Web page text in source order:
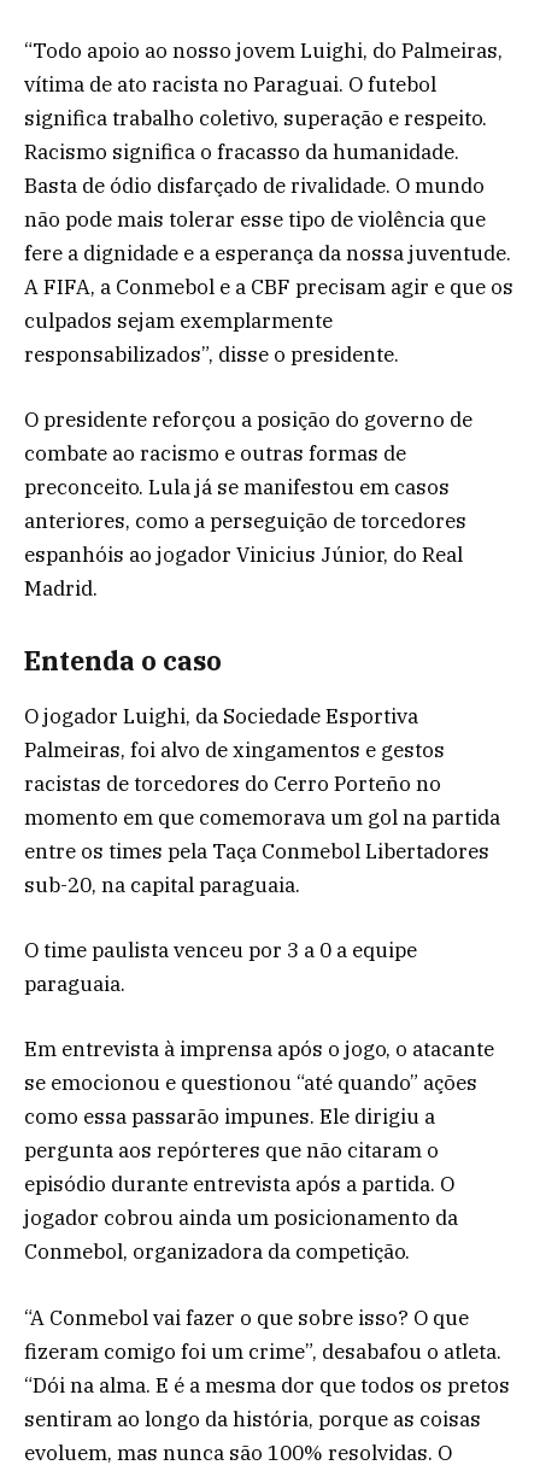
“Todo apoio ao nosso jovem Luighi, do Palmeiras,
vítima de ato racista no Paraguai. O futebol
significa trabalho coletivo, superação e respeito.
Racismo significa o fracasso da humanidade.
Basta de ódio disfarçado de rivalidade. O mundo
não pode mais tolerar esse tipo de violência que
fere a dignidade e a esperança da nossa juventude.
A FIFA, a Conmebol e a CBF precisam agir e que os
culpados sejam exemplarmente
responsabilizados”, disse o presidente.
O presidente reforçou a posição do governo de
combate ao racismo e outras formas de
preconceito. Lula já se manifestou em casos
anteriores, como a perseguição de torcedores
espanhóis ao jogador Vinicius Júnior, do Real
Madrid.
Entenda o caso
O jogador Luighi, da Sociedade Esportiva
Palmeiras, foi alvo de xingamentos e gestos
racistas de torcedores do Cerro Porteño no
momento em que comemorava um gol na partida
entre os times pela Taça Conmebol Libertadores
sub-20, na capital paraguaia.
O time paulista venceu por 3 a 0 a equipe
paraguaia.
Em entrevista à imprensa após o jogo, o atacante
se emocionou e questionou “até quando” ações
como essa passarão impunes. Ele dirigiu a
pergunta aos repórteres que não citaram o
episódio durante entrevista após a partida. O
jogador cobrou ainda um posicionamento da
Conmebol, organizadora da competição.
“A Conmebol vai fazer o que sobre isso? O que
fizeram comigo foi um crime”, desabafou o atleta.
“Dói na alma. E é a mesma dor que todos os pretos
sentiram ao longo da história, porque as coisas
evoluem, mas nunca são 100% resolvidas. O